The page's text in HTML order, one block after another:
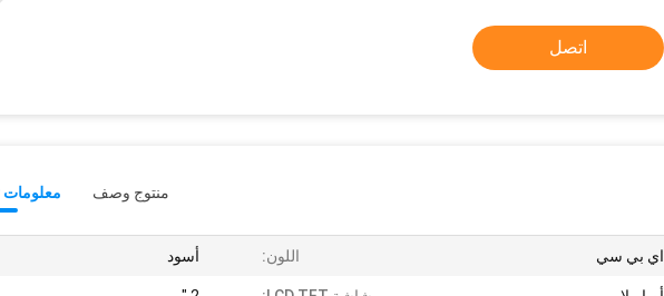
اتصل
معلومات منتوج وصف
اي بي سي اللون: أسود